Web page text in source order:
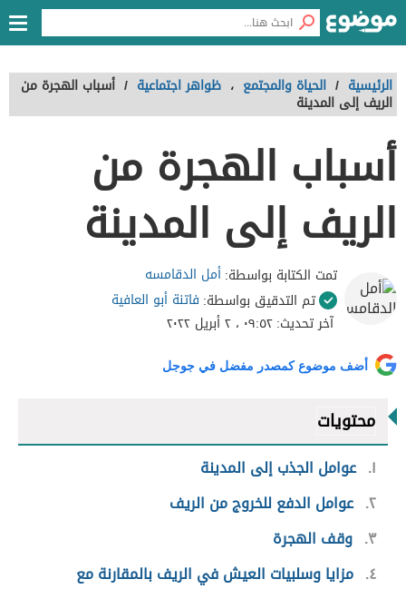
الرئيسية / الحياة والمجتمع ، ظواهر اجتماعية / أسباب الهجرة من
الريف إلى المدينة
أسباب الهجرة من
الريف إلى المدينة
تمت الكتابة بواسطة:أمل الدقامسه
تم التدقيق بواسطة: فاتنة أبو العافية
آخر تحديث:٠٩:٥٢ ، ٢ أبريل ٢٠٢٢
أضف موضوع كمصدر مفضل في جوجل
محتويات
١ عوامل الجذب إلى المدينة
٢ عوامل الدفع للخروج من الريف
٣ وقف الهجرة
٤ مزايا وسلبيات العيش في الريف بالمقارنة مع